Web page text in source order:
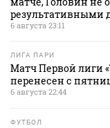
результативными
6 августа 23:11
ЛИГА ПАРИ
Матч Первой лиги
перенесен с
6 августа 22:44
ФУТБОЛ